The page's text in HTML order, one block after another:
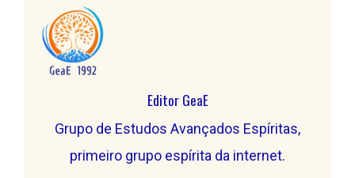
Editor GeaE
Grupo de Estudos Avançados Espíritas,
primeiro grupo espírita da internet.